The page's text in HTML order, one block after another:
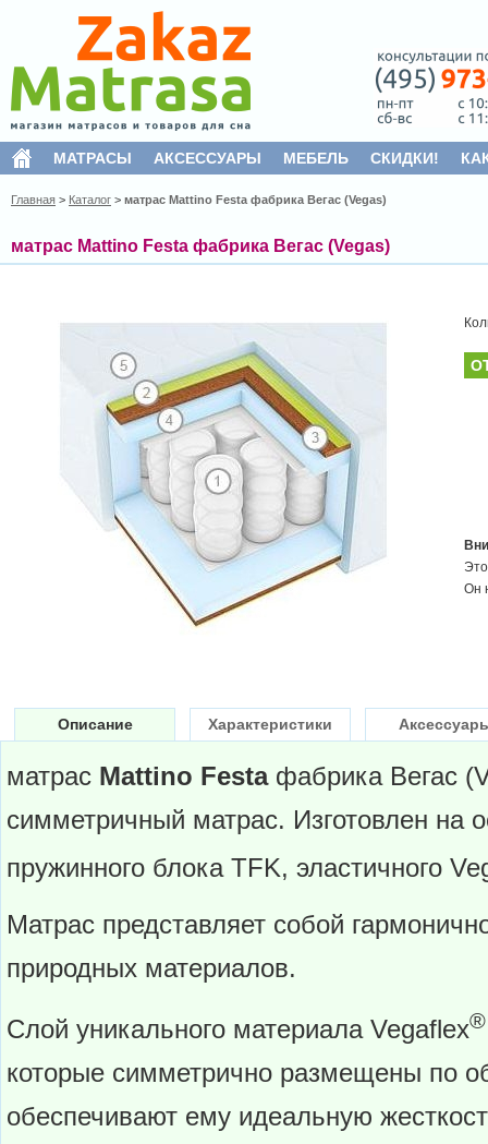
МАТРАСЫ АКСЕССУАРЫ МЕБЕЛЬ СКИДКИ!
Главная > Каталог > матрас Mattino Festa фабрика Вегас (Vegas)
матрас Mattino Festa фабрика Вегас (Vegas)
Он
Описание Характеристики
матрас Mattino Festaфабрика Вегас
симметричный матрас. Изготовлен на
пружинного блока TFK, эластичного
Матрас представляет собой
природных материалов.
Слой уникального материала Vegaflex®
которые симметрично размещены по
обеспечивают ему идеальную